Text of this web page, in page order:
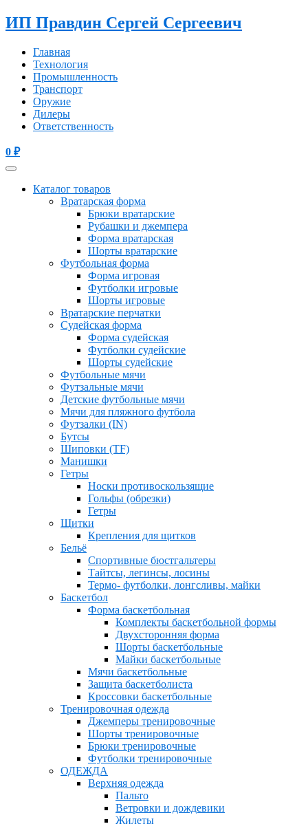
ИП Правдин Сергей Сергеевич
Главная
Технология
Промышленность
Транспорт
Оружие
Дилеры
Ответственность
0 ₽
Каталог товаров
Вратарская форма
Брюки вратарские
Рубашки и джемпера
Форма вратарская
Шорты вратарские
Футбольная форма
Форма игровая
Футболки игровые
Шорты игровые
Вратарские перчатки
Судейская форма
Форма судейская
Футболки судейские
Шорты судейские
Футбольные мячи
Футзальные мячи
Детские футбольные мячи
Мячи для пляжного футбола
Футзалки (IN)
Бутсы
Шиповки (TF)
Манишки
Гетры
Носки противоскользящие
Гольфы (обрезки)
Гетры
Щитки
Крепления для щитков
Бельё
Спортивные бюстгальтеры
Тайтсы, легинсы, лосины
Термо- футболки, лонгсливы, майки
Баскетбол
Форма баскетбольная
Комплекты баскетбольной формы
Двухсторонняя форма
Шорты баскетбольные
Майки баскетбольные
Мячи баскетбольные
Защита баскетболиста
Кроссовки баскетбольные
Тренировочная одежда
Джемперы тренировочные
Шорты тренировочные
Брюки тренировочные
Футболки тренировочные
ОДЕЖДА
Верхняя одежда
Пальто
Ветровки и дождевики
Жилеты